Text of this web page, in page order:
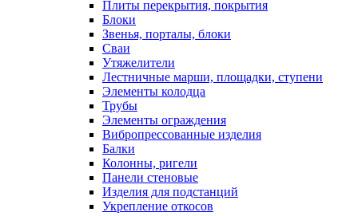
Плиты перекрытия, покрытия
Блоки
Звенья, порталы, блоки
Сваи
Утяжелители
Лестничные марши, площадки, ступени
Элементы колодца
Трубы
Элементы ограждения
Вибропрессованные изделия
Балки
Колонны, ригели
Панели стеновые
Изделия для подстанций
Укрепление откосов